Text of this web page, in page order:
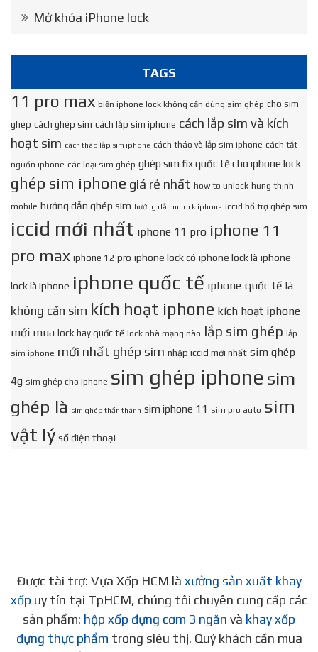
Mở khóa iPhone lock
TAGS
11 pro max biến iphone lock không cần dùng sim ghép cho sim
ghép cách ghép sim cách lắp sim iphone cách lắp sim và kích
hoạt sim cách tháo lắp sim iphone cách tháo và lắp sim iphone cách tắt
nguồn iphone các loại sim ghép ghép sim fix quốc tế cho iphone lock
ghép sim iphone giá rẻ nhất how to unlock hưng thịnh
mobile hướng dẫn ghép sim hướng dẫn unlock iphone iccid hổ trợ ghép sim
iccid mới nhất iphone 11 pro iphone 11
pro max iphone 12 pro iphone lock có iphone lock là iphone
lock là iphone iphone quốc tế iphone quốc tế là
không cần sim kích hoạt iphone kích hoạt iphone
mới mua lock hay quốc tế lock nhà mạng nào lắp sim ghép lắp
sim iphone mới nhất ghép sim nhập iccid mới nhất sim ghép
4g sim ghép cho iphone sim ghép iphone sim
ghép là sim ghép thần thánh sim iphone 11 sim pro auto sim
vật lý số điện thoại
Được tài trợ: Vựa Xốp HCM là xưởng sản xuất khay
xốp uy tín tại TpHCM, chúng tôi chuyên cung cấp các
sản phẩm: hộp xốp đựng cơm 3 ngăn và khay xốp
đựng thực phẩm trong siêu thị. Quý khách cần mua